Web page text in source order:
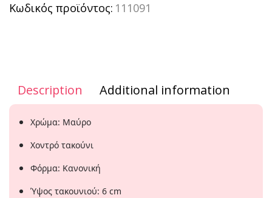
Κωδικός προϊόντος: 111091
Description Additional information
Χρώμα: Μαύρο
Χοντρό τακούνι
Φόρμα: Κανονική
Ύψος τακουνιού: 6 cm